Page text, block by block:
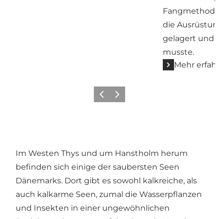
die
gelagert und
musste.
Mehr
ZurückWeiter
Im Westen Thys und um Hanstholm herum
befinden sich einige der saubersten Seen
Dänemarks. Dort gibt es sowohl kalkreiche, als
auch kalkarme Seen, zumal die Wasserpflanzen
und Insekten in einer ungewöhnlichen